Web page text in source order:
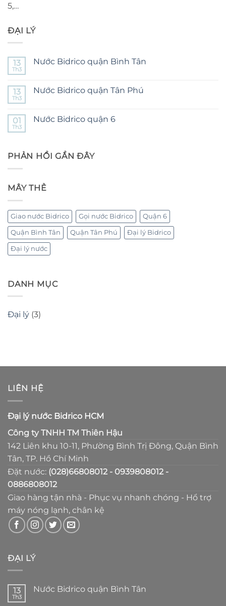
5,…
ĐẠI LÝ
13
Th3
Nước Bidrico quận Bình Tân
luận
quận
Bình
13
Th3
Nước Bidrico quận Tân Phú
luận
Tân
Phú
01
Th3
Nước Bidrico quận 6
PHẢN HỒI GẦN ĐÂY
MÂY THẺ
Giao nước Bidrico Gọi nước Bidrico Quận 6
Quận Bình Tân Quận Tân Phú Đại lý Bidrico
Đại lý nước
DANH MỤC
Đại lý (3)
LIÊN HỆ
Đại lý nước Bidrico HCM
Công ty TNHH TM Thiên Hậu
142 Liên khu 10-11, Phường Bình Trị Đông, Quận Bình
Tân, TP. Hồ Chí Minh
Đặt nước: (028)66808012 - 0939808012 -
0886808012
Giao hàng tận nhà - Phục vụ nhanh chóng - Hổ trợ
máy nóng lạnh, chân kệ
ĐẠI LÝ
13
Th3
Nước Bidrico quận Bình Tân